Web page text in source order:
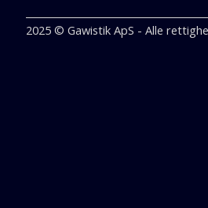
2025 © Gawistik ApS - Alle